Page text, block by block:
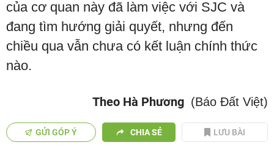
của cơ quan này đã làm việc với SJC và
đang tìm hướng giải quyết, nhưng đến
chiều qua vẫn chưa có kết luận chính thức
nào.
Theo Hà Phương (Báo Đất Việt)
GỬI GÓP Ý CHIA SẺ LƯU BÀI